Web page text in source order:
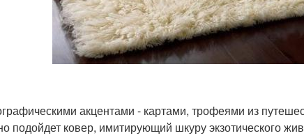
акцентами - картами, трофеями из
подойдет ковер, имитирующий шкуру экзотического